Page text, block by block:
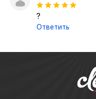
?
Ответить